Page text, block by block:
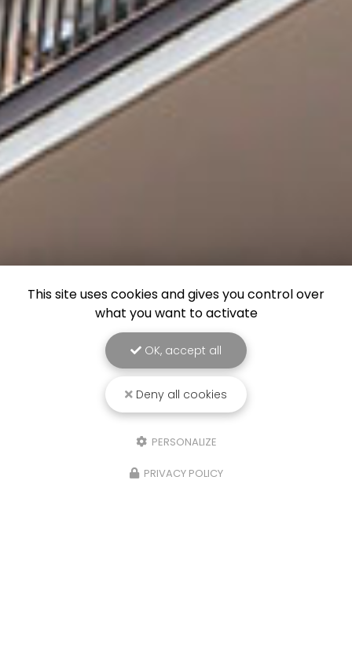
This site uses cookies and gives you control over
what you want to activate
OK, accept all
Deny all cookies
PERSONALIZE
PRIVACY POLICY